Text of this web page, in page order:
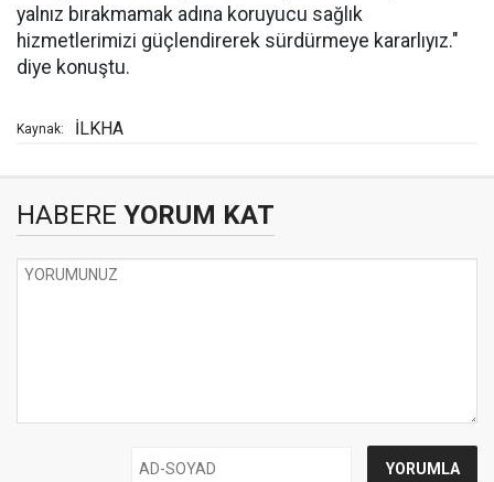
yalnız bırakmamak adına koruyucu sağlık
hizmetlerimizi güçlendirerek sürdürmeye kararlıyız."
diye konuştu.
Kaynak: İLKHA
HABERE YORUM KAT